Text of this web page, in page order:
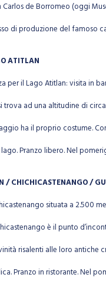
Carlos de Borromeo (oggi
di produzione del famoso
ATITLAN
per il Lago Atitlan: visita in
trova ad una altitudine di
ha il proprio costume.
Pranzo libero. Nel
/ CHICHICASTENANGO /
situata a 2.500
è il punto
risalenti alle loro
Pranzo in ristorante. Nel